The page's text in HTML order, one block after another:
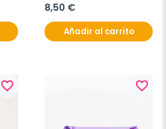
8,50 €
Añadir al carrito
favorite_border favorite_border